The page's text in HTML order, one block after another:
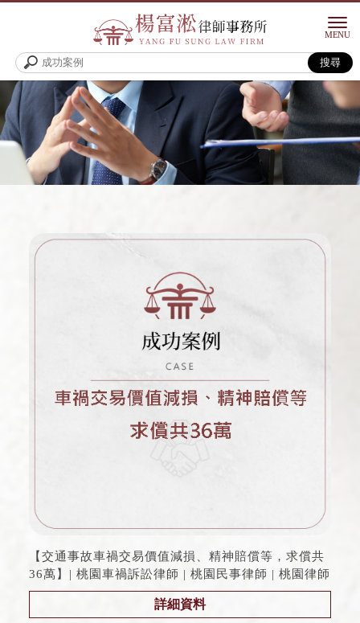
【交通事故車禍交易價值減損、精神賠償等，求償共
36萬】| 桃園車禍訴訟律師 | 桃園民事律師 | 桃園律師
詳細資料